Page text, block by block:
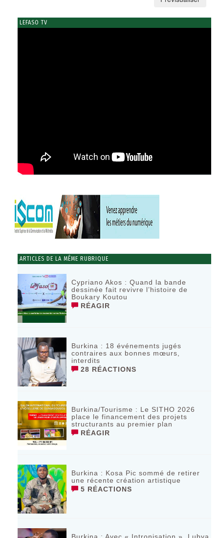
LEFASO TV
ARTICLES DE LA MÊME RUBRIQUE
Cypriano Akos : Quand la bande
dessinée fait revivre l’histoire de
Boukary Koutou
RÉAGIR
Burkina : 18 événements jugés
contraires aux bonnes mœurs,
interdits
28 RÉACTIONS
Burkina/Tourisme : Le SITHO 2026
place le financement des projets
structurants au premier plan
RÉAGIR
Burkina : Kosa Pic sommé de retirer
une récente création artistique
5 RÉACTIONS